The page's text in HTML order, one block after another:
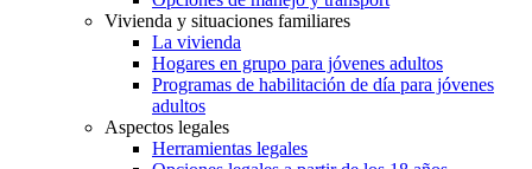
Vivienda y situaciones familiares
La vivienda
Hogares en grupo para jóvenes adultos
Programas de habilitación de día para jóvenes
adultos
Aspectos legales
Herramientas legales